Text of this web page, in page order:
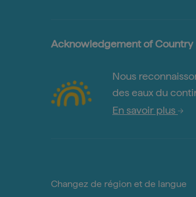
Acknowledgement of Country
Nous
des eaux du
En savoir plus
Changez de région et de langue